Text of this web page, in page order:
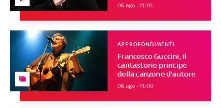
06 ago - 11:10
Francesco Guccini, il
cantastorie principe
della canzone d'autore
APPROFONDIMENTI
06 ago - 11:00